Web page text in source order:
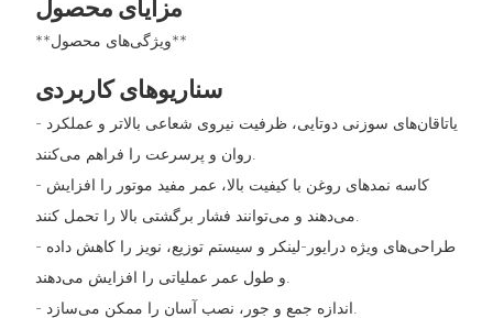
مزایای محصول
**ویژگی‌های محصول**
سناریوهای کاربردی
- یاتاقان‌های سوزنی دوتایی، ظرفیت نیروی شعاعی بالاتر و عملکرد
- کاسه نمدهای روغن با کیفیت بالا، عمر مفید موتور را افزایش
- طراحی‌های ویژه درایور-لینکر و سیستم توزیع، نویز را کاهش داده